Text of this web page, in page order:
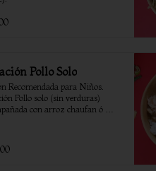
Pollo Solo
Recomendada para Niños.
Pollo solo (sin verduras)
con arroz chaufan ó